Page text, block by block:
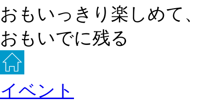
おもいっきり楽しめて、
おもいでに残る
イベント